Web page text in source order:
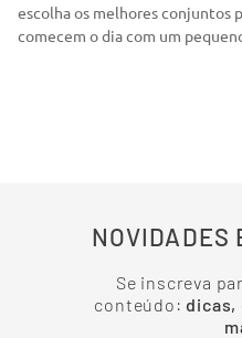
escolha os melhores conjuntos
comecem o dia com um
NOVIDADES
Se inscreva
conteúdo: dicas,